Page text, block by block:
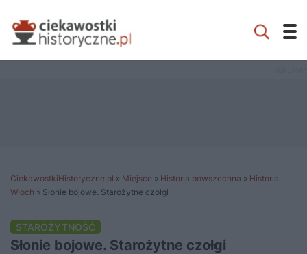
CiekawostkiHistoryczne.pl » Miejsce » Historia powszechna » Historia
Włoch » Słonie bojowe. Starożytne czołgi
STAROŻYTNOŚĆ
Słonie bojowe. Starożytne czołgi